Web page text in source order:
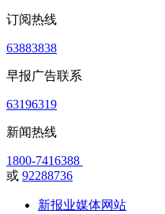
订阅热线
63883838
早报广告联系
63196319
新闻热线
1800-7416388
或 92288736
新报业媒体网站